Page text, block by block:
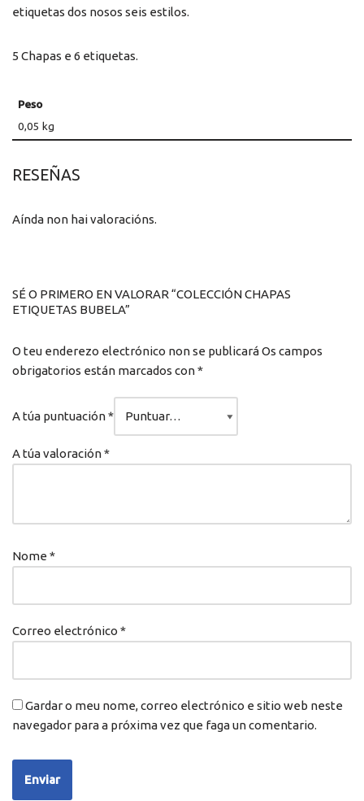
etiquetas dos nosos seis estilos.
5 Chapas e 6 etiquetas.
Peso
0,05 kg
RESEÑAS
Aínda non hai valoracións.
SÉ O PRIMERO EN VALORAR “COLECCIÓN CHAPAS
ETIQUETAS BUBELA”
O teu enderezo electrónico non se publicaráOs campos
obrigatorios están marcados con*
A túa puntuación*
A túa valoración*
Nome *
Correo electrónico *
Gardar o meu nome, correo electrónico e sitio web neste
navegador para a próxima vez que faga un comentario.